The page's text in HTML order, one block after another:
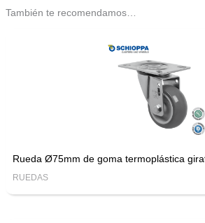
También te recomendamos…
Rueda Ø75mm de goma termoplástica
RUEDAS